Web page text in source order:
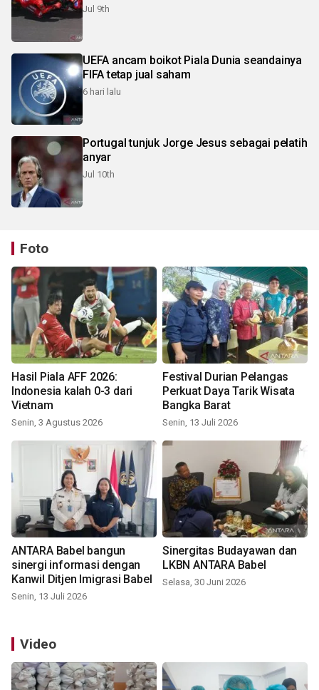
Jul 9th
UEFA ancam boikot Piala Dunia seandainya
FIFA tetap jual saham
6 hari lalu
Portugal tunjuk Jorge Jesus sebagai pelatih
anyar
Jul 10th
Foto
Hasil Piala AFF 2026:
Indonesia kalah 0-3 dari
Vietnam
Senin, 3 Agustus 2026
Festival Durian Pelangas
Perkuat Daya Tarik Wisata
Bangka Barat
Senin, 13 Juli 2026
ANTARA Babel bangun
sinergi informasi dengan
Kanwil Ditjen Imigrasi Babel
Senin, 13 Juli 2026
Sinergitas Budayawan dan
LKBN ANTARA Babel
Selasa, 30 Juni 2026
Video